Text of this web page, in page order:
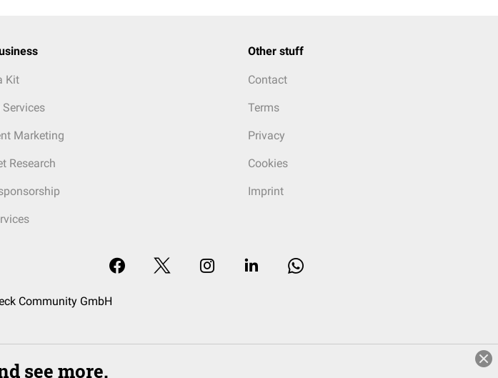
Kit
Marketing
Research
Other stuff
Contact
Terms
Privacy
Cookies
Imprint
Community GmbH
see more.